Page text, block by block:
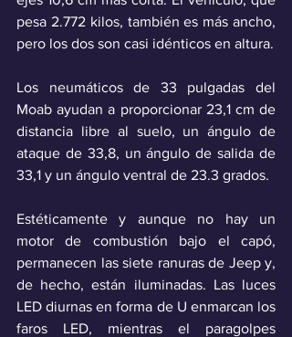
pesa 2.772 kilos, también es más ancho,
Los neumáticos de 33 pulgadas del
Moab ayudan a proporcionar 23,1 cm de
distancia libre al suelo, un ángulo de
ataque de 33,8, un ángulo de salida de
33,1 y un ángulo ventral de 23.3 grados.
Estéticamente y aunque no hay un
motor de combustión bajo el capó,
permanecen las siete ranuras de Jeep y,
de hecho, están iluminadas. Las luces
LED diurnas en forma de U enmarcan los
faros LED, mientras el paragolpes